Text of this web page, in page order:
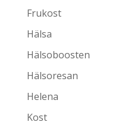
Frukost
Hälsa
Hälsoboosten
Hälsoresan
Helena
Kost